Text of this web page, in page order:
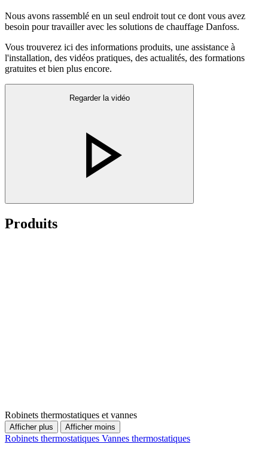
Nous avons rassemblé en un seul endroit tout ce dont vous avez
besoin pour travailler avec les solutions de chauffage Danfoss.
Vous trouverez ici des informations produits, une assistance à
l'installation, des vidéos pratiques, des actualités, des formations
gratuites et bien plus encore.
Regarder la vidéo
Produits
Robinets thermostatiques et vannes
Afficher plus Afficher moins
Robinets thermostatiques Vannes thermostatiques